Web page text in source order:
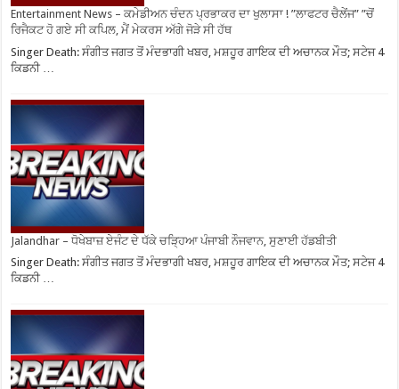
Entertainment News – ਕਮੇਡੀਅਨ ਚੰਦਨ ਪ੍ਰਭਾਕਰ ਦਾ ਖੁਲਾਸਾ ! ”ਲਾਫਟਰ ਚੈਲੇਂਜ” ”ਚੋਂ
ਰਿਜੈਕਟ ਹੋ ਗਏ ਸੀ ਕਪਿਲ, ਮੈਂ ਮੇਕਰਸ ਅੱਗੇ ਜੋੜੇ ਸੀ ਹੱਥ
Singer Death: ਸੰਗੀਤ ਜਗਤ ਤੋਂ ਮੰਦਭਾਗੀ ਖਬਰ, ਮਸ਼ਹੂਰ ਗਾਇਕ ਦੀ ਅਚਾਨਕ ਮੌਤ; ਸਟੇਜ 4
ਕਿਡਨੀ …
Jalandhar – ਧੋਖੇਬਾਜ਼ ਏਜੰਟ ਦੇ ਧੱਕੇ ਚੜ੍ਹਿਆ ਪੰਜਾਬੀ ਨੌਜਵਾਨ, ਸੁਣਾਈ ਹੱਡਬੀਤੀ
Singer Death: ਸੰਗੀਤ ਜਗਤ ਤੋਂ ਮੰਦਭਾਗੀ ਖਬਰ, ਮਸ਼ਹੂਰ ਗਾਇਕ ਦੀ ਅਚਾਨਕ ਮੌਤ; ਸਟੇਜ 4
ਕਿਡਨੀ …